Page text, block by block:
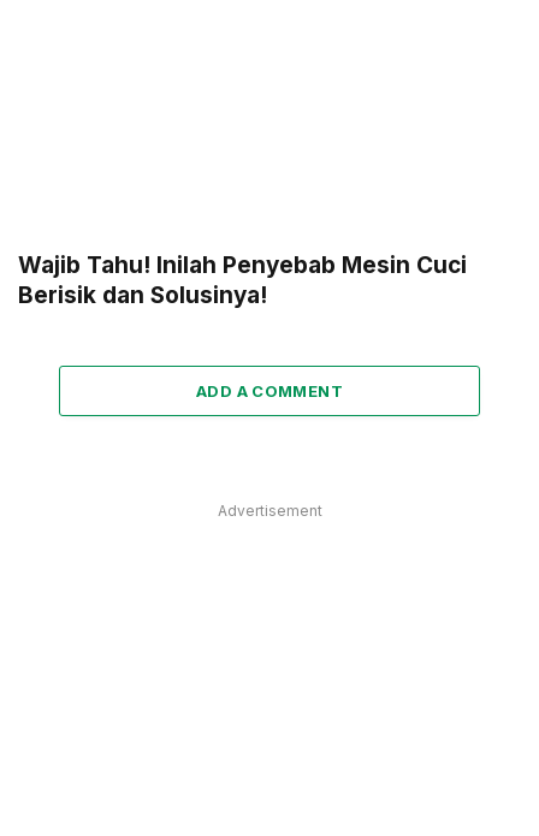
Wajib Tahu! Inilah Penyebab Mesin Cuci
Berisik dan Solusinya!
ADD A COMMENT
Advertisement